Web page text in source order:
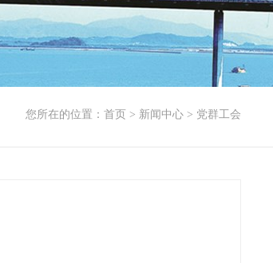
您所在的位置： 首页 > 新闻中心> 党群工会